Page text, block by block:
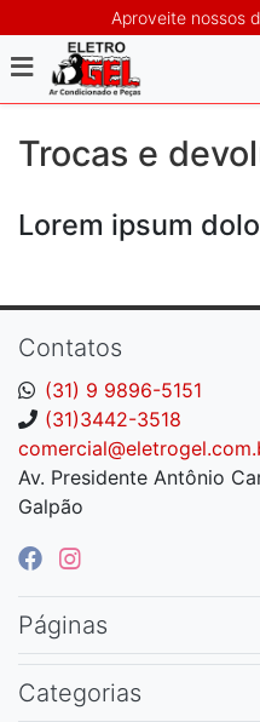
Aproveite nossos
Trocas e
Lorem ipsum
Contatos
(31) 9 9896-5151
(31)3442-3518
Av. Presidente Antônio
Galpão
Páginas
Categorias